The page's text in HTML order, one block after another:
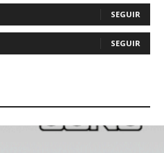
SEGUIR
SEGUIR